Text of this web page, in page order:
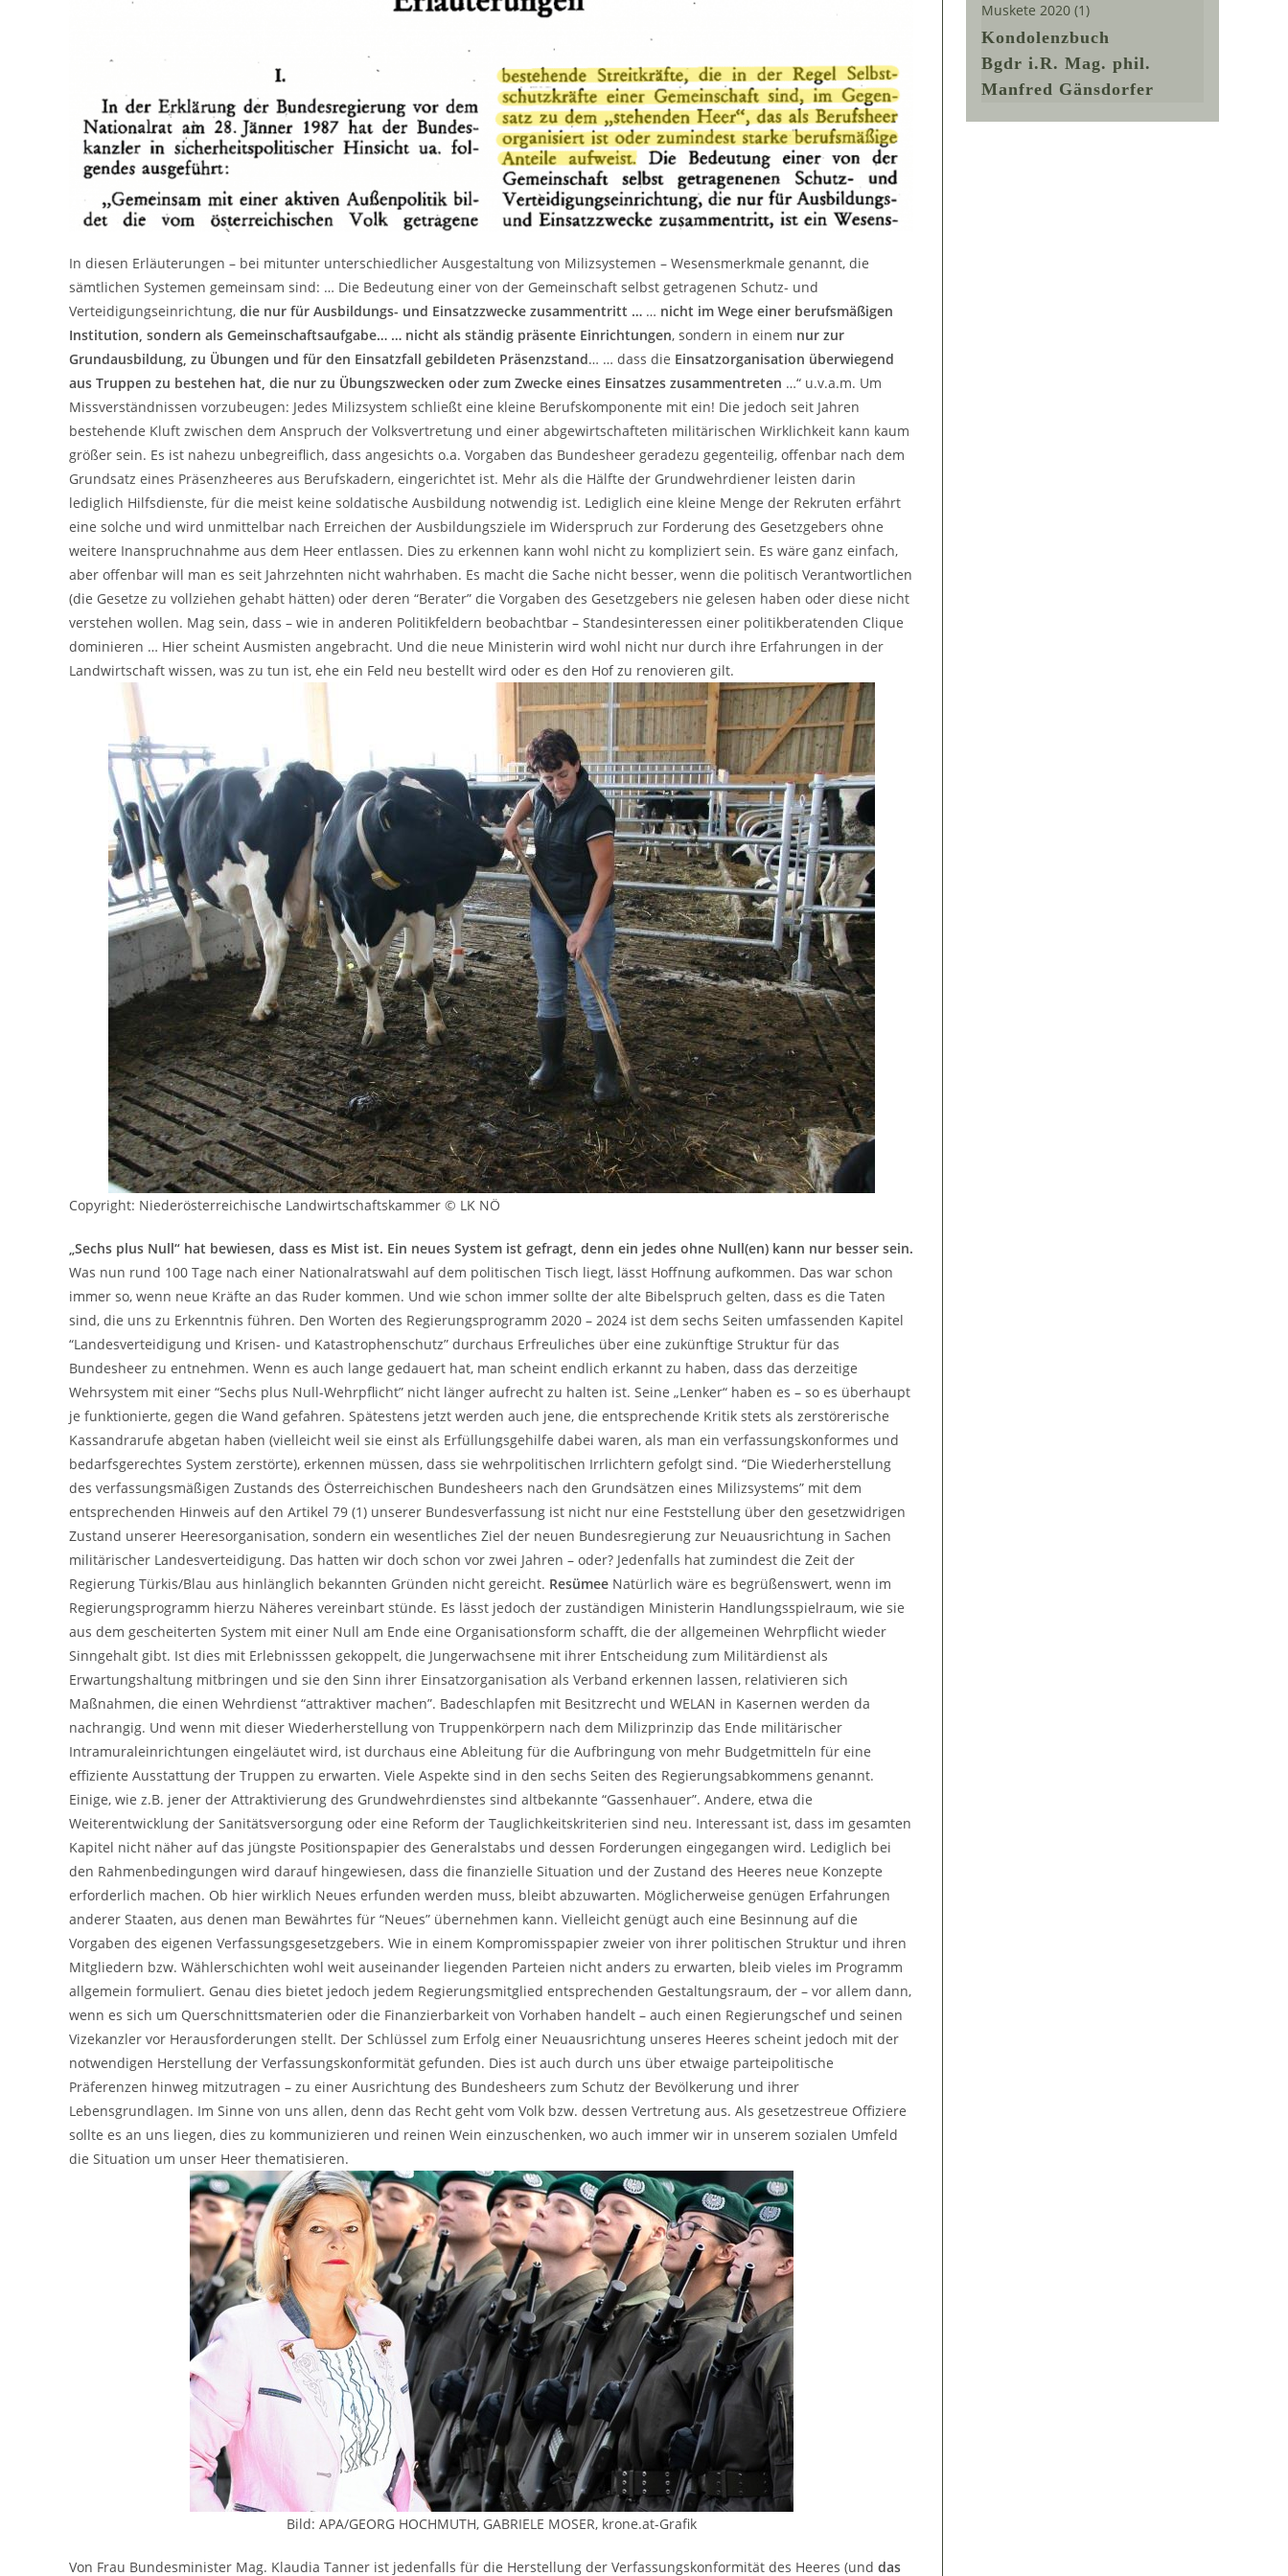
In diesen Erläuterungen – bei mitunter unterschiedlicher Ausgestaltung von Milizsystemen – Wesensmerkmale genannt, die
sämtlichen Systemen gemeinsam sind: … Die Bedeutung einer von der Gemeinschaft selbst getragenen Schutz- und
Verteidigungseinrichtung, die nur für Ausbildungs- und Einsatzzwecke zusammentritt … … nicht im Wege einer berufsmäßigen
Institution, sondern als Gemeinschaftsaufgabe… … nicht als ständig präsente Einrichtungen, sondern in einem nur zur
Grundausbildung, zu Übungen und für den Einsatzfall gebildeten Präsenzstand… … dass die Einsatzorganisation überwiegend
aus Truppen zu bestehen hat, die nur zu Übungszwecken oder zum Zwecke eines Einsatzes zusammentreten …“ u.v.a.m. Um
Missverständnissen vorzubeugen: Jedes Milizsystem schließt eine kleine Berufskomponente mit ein! Die jedoch seit Jahren
bestehende Kluft zwischen dem Anspruch der Volksvertretung und einer abgewirtschafteten militärischen Wirklichkeit kann kaum
größer sein. Es ist nahezu unbegreiflich, dass angesichts o.a. Vorgaben das Bundesheer geradezu gegenteilig, offenbar nach dem
Grundsatz eines Präsenzheeres aus Berufskadern, eingerichtet ist. Mehr als die Hälfte der Grundwehrdiener leisten darin
lediglich Hilfsdienste, für die meist keine soldatische Ausbildung notwendig ist. Lediglich eine kleine Menge der Rekruten erfährt
eine solche und wird unmittelbar nach Erreichen der Ausbildungsziele im Widerspruch zur Forderung des Gesetzgebers ohne
weitere Inanspruchnahme aus dem Heer entlassen. Dies zu erkennen kann wohl nicht zu kompliziert sein. Es wäre ganz einfach,
aber offenbar will man es seit Jahrzehnten nicht wahrhaben. Es macht die Sache nicht besser, wenn die politisch Verantwortlichen
(die Gesetze zu vollziehen gehabt hätten) oder deren “Berater” die Vorgaben des Gesetzgebers nie gelesen haben oder diese nicht
verstehen wollen. Mag sein, dass – wie in anderen Politikfeldern beobachtbar – Standesinteressen einer politikberatenden Clique
dominieren … Hier scheint Ausmisten angebracht. Und die neue Ministerin wird wohl nicht nur durch ihre Erfahrungen in der
Landwirtschaft wissen, was zu tun ist, ehe ein Feld neu bestellt wird oder es den Hof zu renovieren gilt.
Copyright: Niederösterreichische Landwirtschaftskammer © LK NÖ
„Sechs plus Null“ hat bewiesen, dass es Mist ist. Ein neues System ist gefragt, denn ein jedes ohne Null(en) kann nur besser sein.
Was nun rund 100 Tage nach einer Nationalratswahl auf dem politischen Tisch liegt, lässt Hoffnung aufkommen. Das war schon
immer so, wenn neue Kräfte an das Ruder kommen. Und wie schon immer sollte der alte Bibelspruch gelten, dass es die Taten
sind, die uns zu Erkenntnis führen. Den Worten des Regierungsprogramm 2020 – 2024 ist dem sechs Seiten umfassenden Kapitel
“Landesverteidigung und Krisen- und Katastrophenschutz” durchaus Erfreuliches über eine zukünftige Struktur für das
Bundesheer zu entnehmen. Wenn es auch lange gedauert hat, man scheint endlich erkannt zu haben, dass das derzeitige
Wehrsystem mit einer “Sechs plus Null-Wehrpflicht” nicht länger aufrecht zu halten ist. Seine „Lenker“ haben es – so es überhaupt
je funktionierte, gegen die Wand gefahren. Spätestens jetzt werden auch jene, die entsprechende Kritik stets als zerstörerische
Kassandrarufe abgetan haben (vielleicht weil sie einst als Erfüllungsgehilfe dabei waren, als man ein verfassungskonformes und
bedarfsgerechtes System zerstörte), erkennen müssen, dass sie wehrpolitischen Irrlichtern gefolgt sind. “Die Wiederherstellung
des verfassungsmäßigen Zustands des Österreichischen Bundesheers nach den Grundsätzen eines Milizsystems” mit dem
entsprechenden Hinweis auf den Artikel 79 (1) unserer Bundesverfassung ist nicht nur eine Feststellung über den gesetzwidrigen
Zustand unserer Heeresorganisation, sondern ein wesentliches Ziel der neuen Bundesregierung zur Neuausrichtung in Sachen
militärischer Landesverteidigung. Das hatten wir doch schon vor zwei Jahren – oder? Jedenfalls hat zumindest die Zeit der
Regierung Türkis/Blau aus hinlänglich bekannten Gründen nicht gereicht. Resümee Natürlich wäre es begrüßenswert, wenn im
Regierungsprogramm hierzu Näheres vereinbart stünde. Es lässt jedoch der zuständigen Ministerin Handlungsspielraum, wie sie
aus dem gescheiterten System mit einer Null am Ende eine Organisationsform schafft, die der allgemeinen Wehrpflicht wieder
Sinngehalt gibt. Ist dies mit Erlebnisssen gekoppelt, die Jungerwachsene mit ihrer Entscheidung zum Militärdienst als
Erwartungshaltung mitbringen und sie den Sinn ihrer Einsatzorganisation als Verband erkennen lassen, relativieren sich
Maßnahmen, die einen Wehrdienst “attraktiver machen”. Badeschlapfen mit Besitzrecht und WELAN in Kasernen werden da
nachrangig. Und wenn mit dieser Wiederherstellung von Truppenkörpern nach dem Milizprinzip das Ende militärischer
Intramuraleinrichtungen eingeläutet wird, ist durchaus eine Ableitung für die Aufbringung von mehr Budgetmitteln für eine
effiziente Ausstattung der Truppen zu erwarten. Viele Aspekte sind in den sechs Seiten des Regierungsabkommens genannt.
Einige, wie z.B. jener der Attraktivierung des Grundwehrdienstes sind altbekannte “Gassenhauer”. Andere, etwa die
Weiterentwicklung der Sanitätsversorgung oder eine Reform der Tauglichkeitskriterien sind neu. Interessant ist, dass im gesamten
Kapitel nicht näher auf das jüngste Positionspapier des Generalstabs und dessen Forderungen eingegangen wird. Lediglich bei
den Rahmenbedingungen wird darauf hingewiesen, dass die finanzielle Situation und der Zustand des Heeres neue Konzepte
erforderlich machen. Ob hier wirklich Neues erfunden werden muss, bleibt abzuwarten. Möglicherweise genügen Erfahrungen
anderer Staaten, aus denen man Bewährtes für “Neues” übernehmen kann. Vielleicht genügt auch eine Besinnung auf die
Vorgaben des eigenen Verfassungsgesetzgebers. Wie in einem Kompromisspapier zweier von ihrer politischen Struktur und ihren
Mitgliedern bzw. Wählerschichten wohl weit auseinander liegenden Parteien nicht anders zu erwarten, bleib vieles im Programm
allgemein formuliert. Genau dies bietet jedoch jedem Regierungsmitglied entsprechenden Gestaltungsraum, der – vor allem dann,
wenn es sich um Querschnittsmaterien oder die Finanzierbarkeit von Vorhaben handelt – auch einen Regierungschef und seinen
Vizekanzler vor Herausforderungen stellt. Der Schlüssel zum Erfolg einer Neuausrichtung unseres Heeres scheint jedoch mit der
notwendigen Herstellung der Verfassungskonformität gefunden. Dies ist auch durch uns über etwaige parteipolitische
Präferenzen hinweg mitzutragen – zu einer Ausrichtung des Bundesheers zum Schutz der Bevölkerung und ihrer
Lebensgrundlagen. Im Sinne von uns allen, denn das Recht geht vom Volk bzw. dessen Vertretung aus. Als gesetzestreue Offiziere
sollte es an uns liegen, dies zu kommunizieren und reinen Wein einzuschenken, wo auch immer wir in unserem sozialen Umfeld
die Situation um unser Heer thematisieren.
Bild: APA/GEORG HOCHMUTH, GABRIELE MOSER, krone.at-Grafik
Von Frau Bundesminister Mag. Klaudia Tanner ist jedenfalls für die Herstellung der Verfassungskonformität des Heeres (und das
Muskete 2020 (1)
Kondolenzbuch
Bgdr i.R. Mag. phil.
Manfred Gänsdorfer